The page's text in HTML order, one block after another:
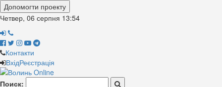
Допомогти проекту
Четвер, 06 серпня 13:54
Контакти
ВхідРеєстрація
Поиск: